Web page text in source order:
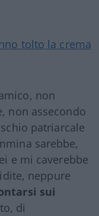
tolto la crema
non
non assecondo
patriarcale
sarebbe,
e mi caverebbe
neppure
sui
di